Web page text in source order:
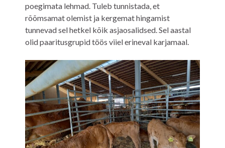
poegimata lehmad. Tuleb tunnistada, et
rõõmsamat olemist ja kergemat hingamist
tunnevad sel hetkel kõik asjaosalidsed. Sel aastal
olid paaritusgrupid töös viiel erineval karjamaal.